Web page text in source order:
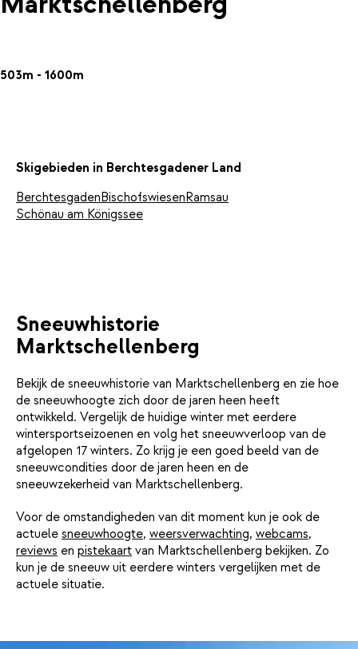
503m - 1600m
Skigebieden in Berchtesgadener Land
BerchtesgadenBischofswiesenRamsau
Schönau am Königssee
Sneeuwhistorie
Marktschellenberg
Bekijk de sneeuwhistorie van Marktschellenberg en zie hoe
de sneeuwhoogte zich door de jaren heen heeft
ontwikkeld. Vergelijk de huidige winter met eerdere
wintersportseizoenen en volg het sneeuwverloop van de
afgelopen 17 winters. Zo krijg je een goed beeld van de
sneeuwcondities door de jaren heen en de
sneeuwzekerheid van Marktschellenberg.
Voor de omstandigheden van dit moment kun je ook de
actuele sneeuwhoogte, weersverwachting, webcams,
reviews en pistekaart van Marktschellenberg bekijken. Zo
kun je de sneeuw uit eerdere winters vergelijken met de
actuele situatie.